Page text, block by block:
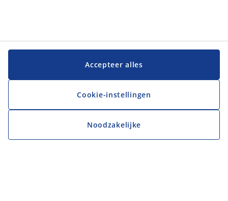
Accepteer alles
Cookie-instellingen
Noodzakelijke